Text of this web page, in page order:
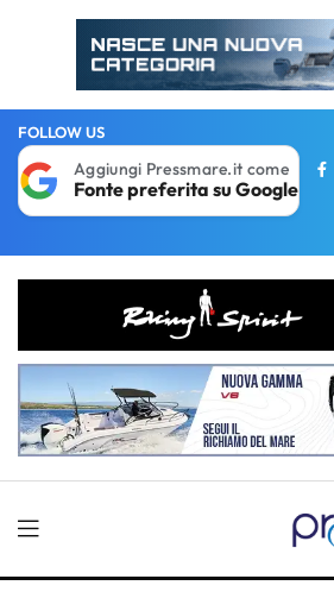
FOLLOW US
Aggiungi Pressmare.it come
Fonte preferita su Google